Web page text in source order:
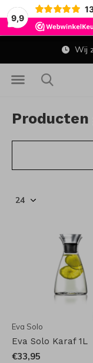
9,9
Wij
Eva Solo
Eva Solo Karaf 1L
€33,95